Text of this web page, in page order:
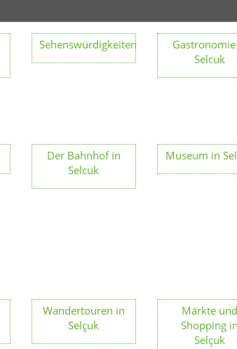
Sehenswürdigkeiten
Selcuk
Der Bahnhof in
Selcuk
Museum in
Wandertouren in
Selçuk
Märkte und
Shopping in
Selçuk